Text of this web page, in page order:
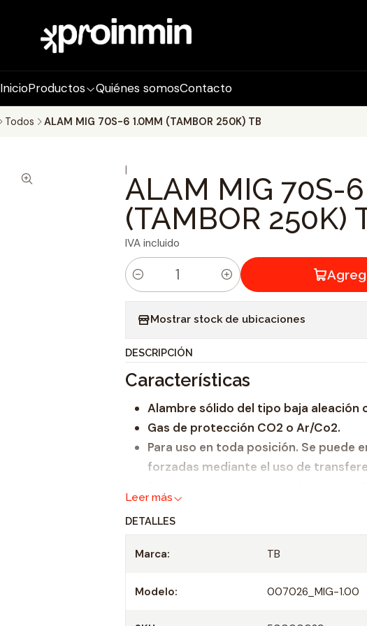
InicioProductos Quiénes somosContacto
Todos ALAM MIG 70S-6 1.0MM (TAMBOR 250K) TB
|
ALAM MIG 70S-
(TAMBOR 250K)
IVA incluido
C
i
d
Mostrar stock de ubicaciones
DESCRIPCIÓN
Características
Alambre sólido del tipo baja aleación
Gas de protección CO2 o Ar/Co2.
Para uso en toda posición. Se puede
forzadas mediante el uso de
operación de limpieza.
Mn y Si previenen la porosidad por gas
calidad del deposito de soldadura.
Leer más
DETALLES
Marca: TB
Modelo: 007026_MIG-1.00